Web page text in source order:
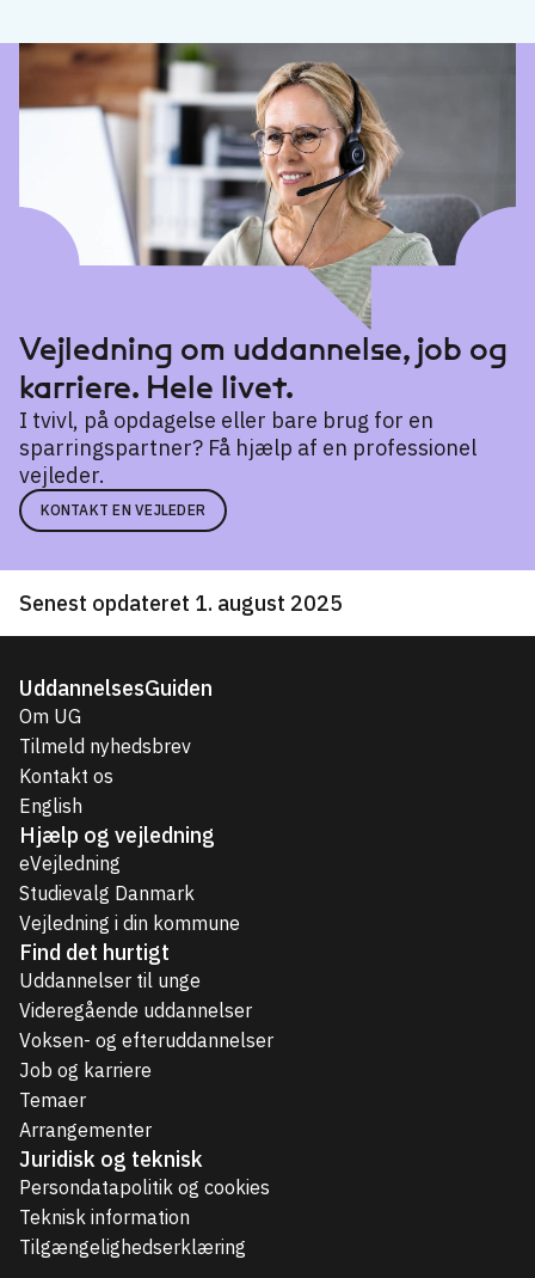
Vejledning om uddannelse, job og
karriere. Hele livet.
I tvivl, på opdagelse eller bare brug for en
sparringspartner? Få hjælp af en professionel
vejleder.
KONTAKT EN VEJLEDER
Senest opdateret 1. august 2025
UddannelsesGuiden
Om UG
Tilmeld nyhedsbrev
Kontakt os
English
Hjælp og vejledning
eVejledning
Studievalg Danmark
Vejledning i din kommune
Find det hurtigt
Uddannelser til unge
Videregående uddannelser
Voksen- og efteruddannelser
Job og karriere
Temaer
Arrangementer
Juridisk og teknisk
Persondatapolitik og cookies
Teknisk information
Tilgængelighedserklæring